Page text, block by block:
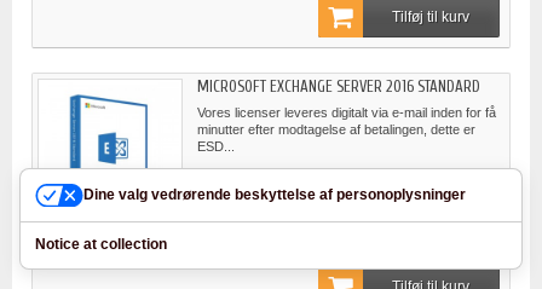
Tilføj til kurv
MICROSOFT EXCHANGE SERVER 2016 STANDARD
Vores licenser leveres digitalt via e-mail inden for få
minutter efter modtagelse af betalingen, dette er
ESD...
Dine valg vedrørende beskyttelse af personoplysninger
Notice at collection